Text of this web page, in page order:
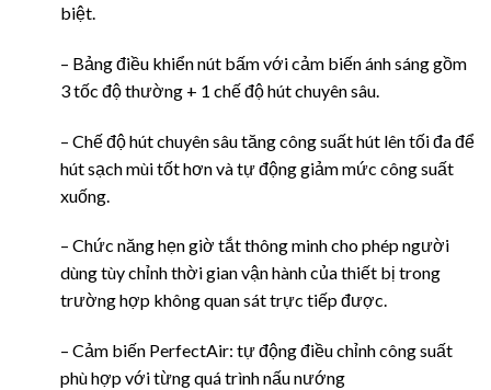
biệt.
– Bảng điều khiển nút bấm với cảm biến ánh sáng gồm
3 tốc độ thường + 1 chế độ hút chuyên sâu.
– Chế độ hút chuyên sâu tăng công suất hút lên tối đa để
hút sạch mùi tốt hơn và tự động giảm mức công suất
xuống.
– Chức năng hẹn giờ tắt thông minh cho phép người
dùng tùy chỉnh thời gian vận hành của thiết bị trong
trường hợp không quan sát trực tiếp được.
– Cảm biến PerfectAir: tự động điều chỉnh công suất
phù hợp với từng quá trình nấu nướng